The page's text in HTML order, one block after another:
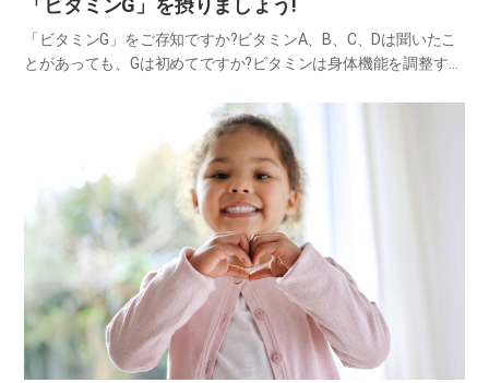
「ビタミンG」を摂りましょう!
「ビタミンG」をご存知ですか?ビタミンA、B、C、Dは聞いたこ
とがあっても、Gは初めてですか?ビタミンは身体機能を調整する
ンGは私たちの心の免疫力も高めてくれます。GはまさにGrat…